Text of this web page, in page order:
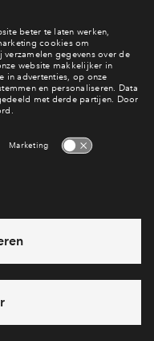
Maak er dan
Bel ons op088